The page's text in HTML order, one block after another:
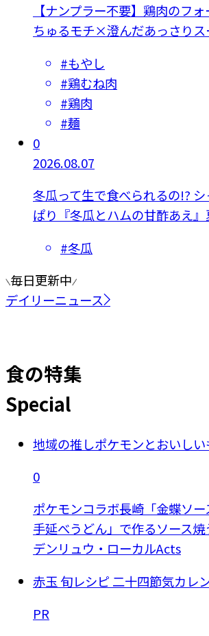
【ナンプラー不要】鶏肉のフ
ちゅるモチ×澄んだあっさりス
#もやし
#鶏むね肉
#鶏肉
#麺
0
2026.08.07
冬瓜って生で食べられるの!?
ぱり『冬瓜とハムの甘酢あえ』
#冬瓜
毎日更新中
デイリーニュース
食の特集
Special
地域の推しポケモンとおいしい
0
ポケモンコラボ長崎「金蝶ソ
手延べうどん」で作るソース
デンリュウ・ローカルActs
赤玉 旬レシピ 二十四節気カレ
PR